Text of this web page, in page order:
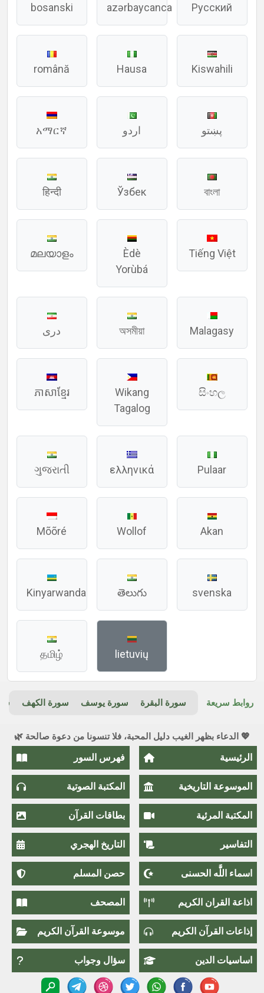
bosanski azərbaycanca Русский
română Hausa Kiswahili
አማርኛ اردو پښتو
हिन्दी Ўзбек বাংলা
മലയാളം
Èdè
Yorùbá
Tiếng Việt
دری অসমীয়া Malagasy
ភាសាខ្មែរ
Wikang
Tagalog
සිංහල
ગુજરાતી ελληνικά Pulaar
Mõõré Wollof Akan
Kinyarwanda తెలుగు svenska
தமிழ் lietuvių
روابط سريعة سورة البقرة سورة يوسف سورة الكهف
💖 الدعاء بظهر الغيب دليل المحبة، فلا تنسونا من دعوة صالحة 🌿
الرئيسية فهرس السور
الموسوعة التاريخية المكتبة الصوتية
المكتبة المرئية بطاقات القرآن
التفاسير التاريخ الهجري
اسماء اللَّٰه الحسنى حصن المسلم
اذاعة القران الكريم المصحف
إذاعات القرآن الكريم موسوعة القرآن الكريم
اساسيات الدين سؤال وجواب